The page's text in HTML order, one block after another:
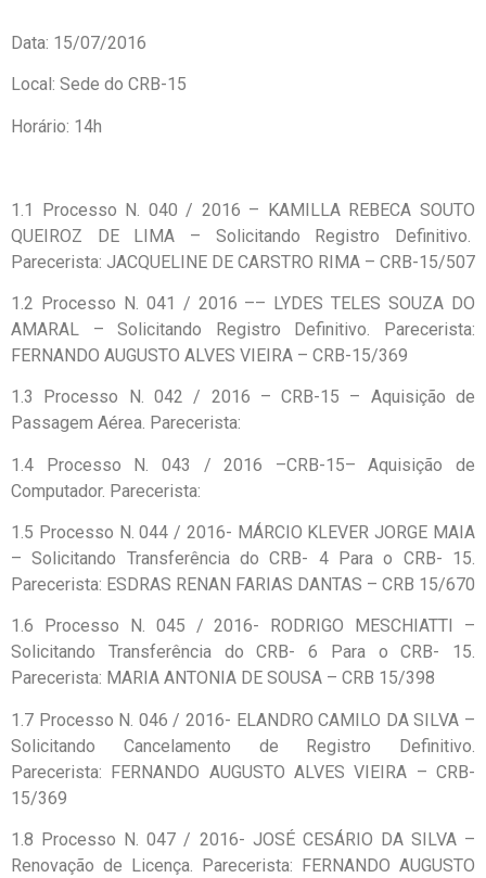
Data: 15/07/2016
Local: Sede do CRB-15
Horário: 14h
1.1 Processo N. 040 / 2016 – KAMILLA REBECA SOUTO
QUEIROZ DE LIMA – Solicitando Registro Definitivo.
Parecerista: JACQUELINE DE CARSTRO RIMA – CRB-15/507
1.2 Processo N. 041 / 2016 –– LYDES TELES SOUZA DO
AMARAL – Solicitando Registro Definitivo. Parecerista:
FERNANDO AUGUSTO ALVES VIEIRA – CRB-15/369
1.3 Processo N. 042 / 2016 – CRB-15 – Aquisição de
Passagem Aérea. Parecerista:
1.4 Processo N. 043 / 2016 –CRB-15– Aquisição de
Computador. Parecerista:
1.5 Processo N. 044 / 2016- MÁRCIO KLEVER JORGE MAIA
– Solicitando Transferência do CRB- 4 Para o CRB- 15.
Parecerista: ESDRAS RENAN FARIAS DANTAS – CRB 15/670
1.6 Processo N. 045 / 2016- RODRIGO MESCHIATTI –
Solicitando Transferência do CRB- 6 Para o CRB- 15.
Parecerista: MARIA ANTONIA DE SOUSA – CRB 15/398
1.7 Processo N. 046 / 2016- ELANDRO CAMILO DA SILVA –
Solicitando Cancelamento de Registro Definitivo.
Parecerista: FERNANDO AUGUSTO ALVES VIEIRA – CRB-
15/369
1.8 Processo N. 047 / 2016- JOSÉ CESÁRIO DA SILVA –
Renovação de Licença. Parecerista: FERNANDO AUGUSTO